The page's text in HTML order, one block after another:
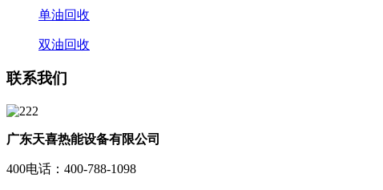
单油回收
双油回收
联系我们
广东天喜热能设备有限公司
400电话：400-788-1098